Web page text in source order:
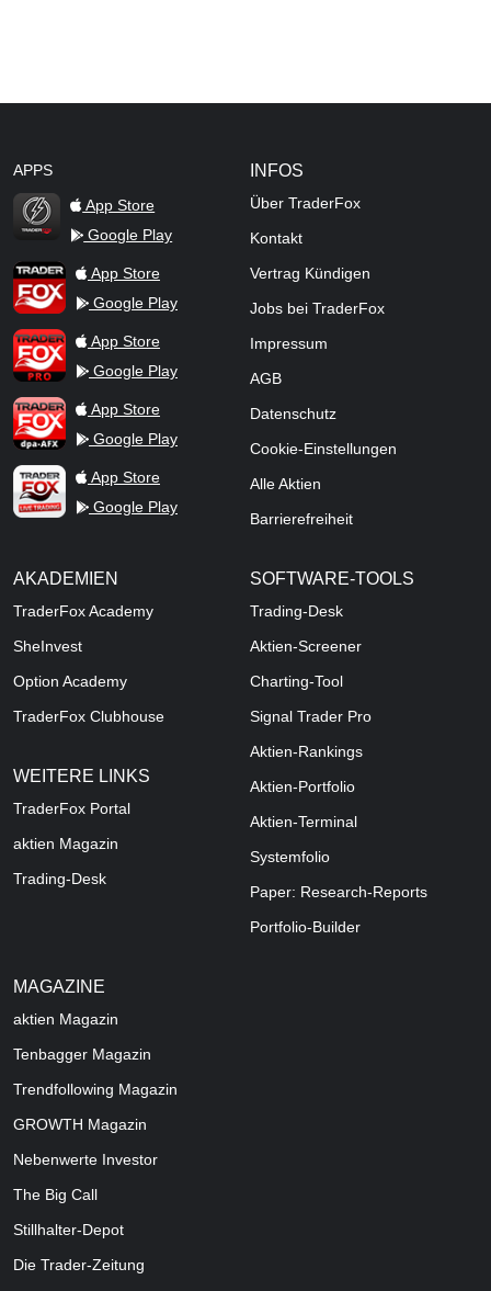
APPS
TraderFox Flash
App Store
Google Play
TraderFox AppApp Store
Google Play
TraderFox ProApp Store
Google Play
TraderFox dpa-AFX ProFeed
App Store
Google Play
TraderFox Live Trading
App Store
Google Play
INFOS
Über TraderFox
Kontakt
Vertrag Kündigen
Jobs bei TraderFox
Impressum
AGB
Datenschutz
Cookie-Einstellungen
Alle Aktien
Barrierefreiheit
AKADEMIEN
TraderFox Academy
SheInvest
Option Academy
TraderFox Clubhouse
WEITERE LINKS
TraderFox Portal
aktien Magazin
Trading-Desk
SOFTWARE-TOOLS
Trading-Desk
Aktien-Screener
Charting-Tool
Signal Trader Pro
Aktien-Rankings
Aktien-Portfolio
Aktien-Terminal
Systemfolio
Paper: Research-Reports
Portfolio-Builder
MAGAZINE
aktien Magazin
Tenbagger Magazin
Trendfollowing Magazin
GROWTH Magazin
Nebenwerte Investor
The Big Call
Stillhalter-Depot
Die Trader-Zeitung